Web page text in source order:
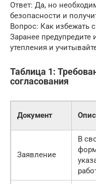
Ответ: Да, но
безопасности и
Вопрос: Как избежать
Заранее предупредите
утепления и
Таблица 1:
согласования
Документ
Заявление
В